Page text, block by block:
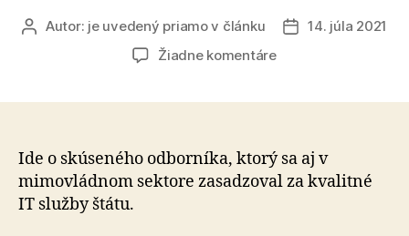
AutorAutor: je uvedený priamo v článku
Dátum
14. júla 2021
Žiadne komentárena
novým
štátnym
Ide o skúseného odborníka, ktorý sa aj v
mimovládnom sektore zasadzoval za kvalitné
IT služby štátu.